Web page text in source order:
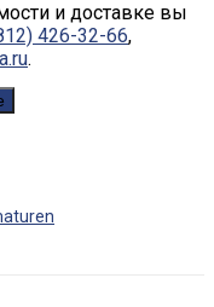
и доставке вы
426-32-66,
.